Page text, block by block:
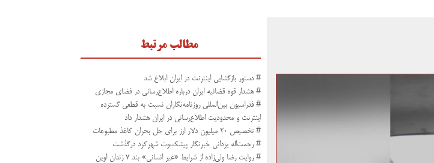
مطالب مرتبط
# دستور بازگشایی اینترنت در ایران ابلاغ شد
# هشدار قوه قضائیه ایران درباره اطلاع‌رسانی در فضای مجازی
# فدراسیون بین‌المللی روزنامه‌نگاران نسبت به قطعی گسترده
اینترنت و محدودیت اطلاع‌رسانی در ایران هشدار داد
# تخصیص ۲۰ میلیون دلار ارز برای حل بحران کاغذ مطبوعات
# رحمت‌اله یزدانی خبرنگار پیشکسوت شهرکرد درگذشت
# روایت رضا ولی‌زاده از شرایط «غیر انسانی» بند ۷ زندان اوین